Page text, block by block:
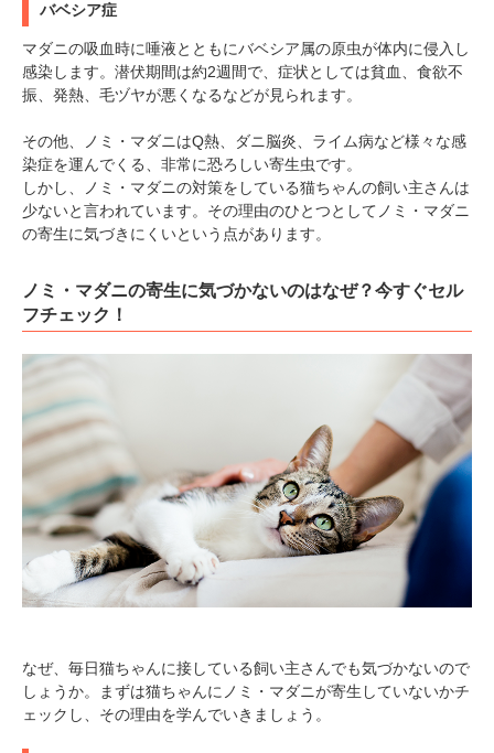
バベシア症
マダニの吸血時に唾液とともにバベシア属の原虫が体内に侵入し
感染します。潜伏期間は約2週間で、症状としては貧血、食欲不
振、発熱、毛ヅヤが悪くなるなどが見られます。
その他、ノミ・マダニはQ熱、ダニ脳炎、ライム病など様々な感
染症を運んでくる、非常に恐ろしい寄生虫です。
しかし、ノミ・マダニの対策をしている猫ちゃんの飼い主さんは
少ないと言われています。その理由のひとつとしてノミ・マダニ
の寄生に気づきにくいという点があります。
ノミ・マダニの寄生に気づかないのはなぜ？今すぐセル
フチェック！
なぜ、毎日猫ちゃんに接している飼い主さんでも気づかないので
しょうか。まずは猫ちゃんにノミ・マダニが寄生していないかチ
ェックし、その理由を学んでいきましょう。